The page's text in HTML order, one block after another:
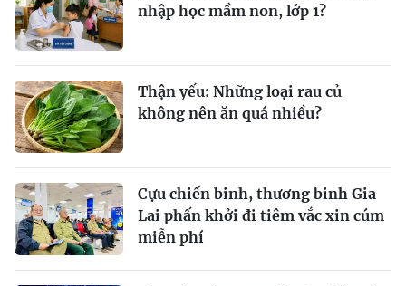
nhập học mầm non, lớp 1?
Thận yếu: Những loại rau củ
không nên ăn quá nhiều?
Cựu chiến binh, thương binh Gia
Lai phấn khởi đi tiêm vắc xin cúm
miễn phí